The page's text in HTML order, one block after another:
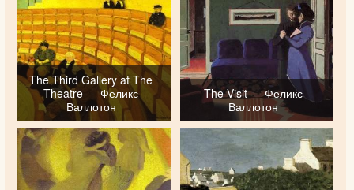
The Third Gallery at The
Theatre — Феликс
Валлотон
The Visit — Феликс
Валлотон